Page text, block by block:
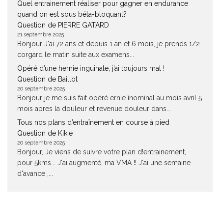
Quel entrainement réaliser pour gagner en endurance
quand on est sous béta-bloquant?
Question de PIERRE GATARD
21 septembre 2025
Bonjour J'ai 72 ans et depuis 1 an et 6 mois, je prends 1/2
corgard le matin suite aux examens...
Opéré d’une hernie inguinale, j’ai toujours mal !
Question de Baillot
20 septembre 2025
Bonjour je me suis fait opéré ernie înominal au mois avril 5
mois apres la douleur et revenue douleur dans...
Tous nos plans d’entraînement en course à pied
Question de Kikie
20 septembre 2025
Bonjour, Je viens de suivre votre plan d!entrainement,
pour 5kms... J'ai augmenté, ma VMA !! J'ai une semaine
d'avance ,...